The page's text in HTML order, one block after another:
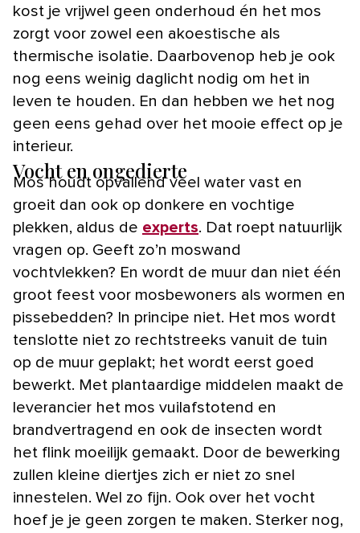
kost je vrijwel geen onderhoud én het mos
zorgt voor zowel een akoestische als
thermische isolatie. Daarbovenop heb je ook
nog eens weinig daglicht nodig om het in
leven te houden. En dan hebben we het nog
geen eens gehad over het mooie effect op je
interieur.
Vocht en ongedierte
Mos houdt opvallend veel water vast en
groeit dan ook op donkere en vochtige
plekken, aldus de experts. Dat roept natuurlijk
vragen op. Geeft zo’n moswand
vochtvlekken? En wordt de muur dan niet één
groot feest voor mosbewoners als wormen en
pissebedden? In principe niet. Het mos wordt
tenslotte niet zo rechtstreeks vanuit de tuin
op de muur geplakt; het wordt eerst goed
bewerkt. Met plantaardige middelen maakt de
leverancier het mos vuilafstotend en
brandvertragend en ook de insecten wordt
het flink moeilijk gemaakt. Door de bewerking
zullen kleine diertjes zich er niet zo snel
innestelen. Wel zo fijn. Ook over het vocht
hoef je je geen zorgen te maken. Sterker nog,